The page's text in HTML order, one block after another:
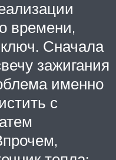
времени,
Сначала
зажигания
именно
с